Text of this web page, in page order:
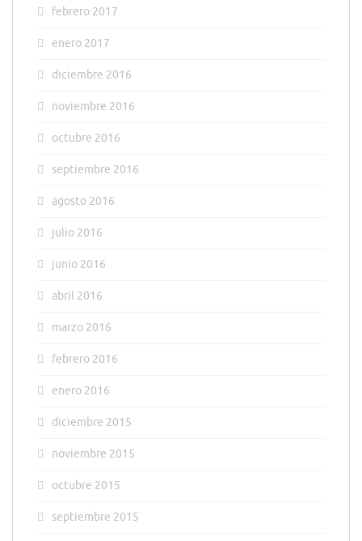
febrero 2017
enero 2017
diciembre 2016
noviembre 2016
octubre 2016
septiembre 2016
agosto 2016
julio 2016
junio 2016
abril 2016
marzo 2016
febrero 2016
enero 2016
diciembre 2015
noviembre 2015
octubre 2015
septiembre 2015